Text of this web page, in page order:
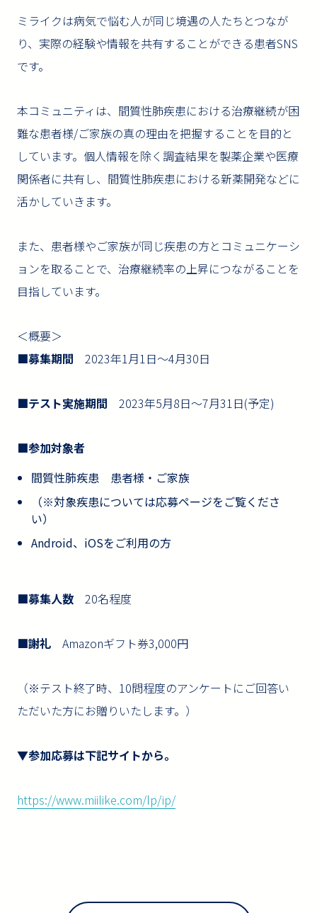
ミライクは病気で悩む人が同じ境遇の人たちとつなが
り、実際の経験や情報を共有することができる患者SNS
です。
本コミュニティは、間質性肺疾患における治療継続が困
難な患者様/ご家族の真の理由を把握することを目的と
しています。個人情報を除く調査結果を製薬企業や医療
関係者に共有し、間質性肺疾患における新薬開発などに
活かしていきます。
また、患者様やご家族が同じ疾患の方とコミュニケーシ
ョンを取ることで、治療継続率の上昇につながることを
目指しています。
＜概要＞
■募集期間 2023年1月1日～4月30日
■テスト実施期間 2023年5月8日～7月31日(予定)
■参加対象者
間質性肺疾患 患者様・ご家族
（※対象疾患については応募ページをご覧くださ
い）
Android、iOSをご利用の方
■募集人数 20名程度
■謝礼 Amazonギフト券3,000円
（※テスト終了時、10問程度のアンケートにご回答い
ただいた方にお贈りいたします。）
▼参加応募は下記サイトから。
https://www.miilike.com/lp/ip/